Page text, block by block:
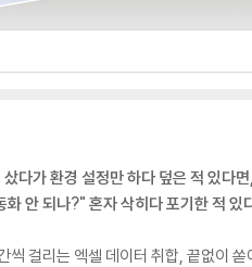
다가 환경 설정만 하다 덮은 적 있다면,
화 안 되나?" 혼자 삭히다 포기한 적 있
씩 걸리는 엑셀 데이터 취합, 끝없이